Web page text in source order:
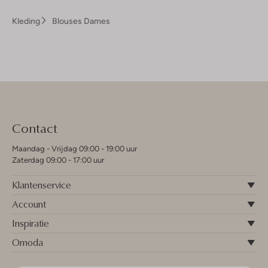
Kleding Blouses Dames
Contact
Maandag - Vrijdag 09:00 - 19:00 uur
Zaterdag 09:00 - 17:00 uur
Klantenservice
Account
Inspiratie
Omoda